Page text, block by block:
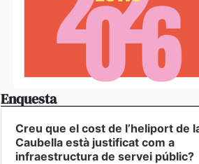
Enquesta
Creu que el cost de l’heliport de
Caubella està justificat com a
infraestructura de servei públic?